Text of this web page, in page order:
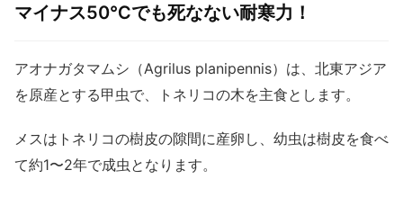
マイナス50℃でも死なない耐寒力！
アオナガタマムシ（Agrilus planipennis）は、北東アジア
を原産とする甲虫で、トネリコの木を主食とします。
メスはトネリコの樹皮の隙間に産卵し、幼虫は樹皮を食べ
て約1〜2年で成虫となります。